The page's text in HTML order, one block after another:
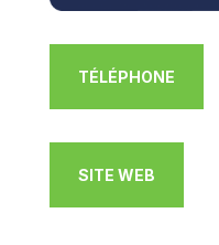
TÉLÉPHONE
SITE WEB